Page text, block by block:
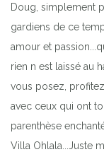
Doug, simplement
gardiens de ce
amour et
rien n est laissé au
vous posez,
avec ceux qui ont
parenthèse
Villa Ohlala...Juste